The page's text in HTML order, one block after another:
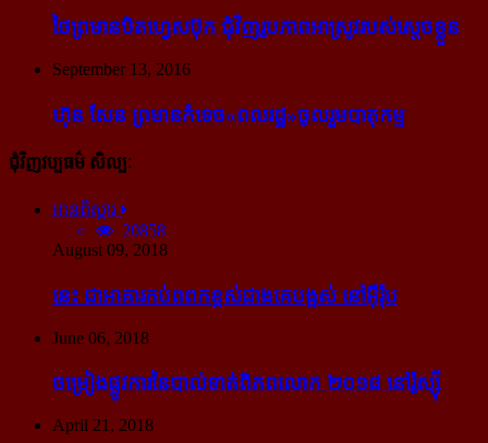
ថៃ​ព្រមាន​បិត​ហ្វេសប៊ុក ជុំ​វិញ​រូបភាព​អាស្រូវ​របស់​ស្ដេច​ខ្លួន
September 13, 2016
ហ៊ុន សែន ព្រមាន​កំទេច​«ពលរដ្ឋ»​ចូលរួម​បាតុកម្ម
ជុំវិញវប្បធម៌ សិល្បៈ
អានពិស្ដារ
20858
August 09, 2018
នេះ ជា​អាគារ​កប់​ពពក​ខ្ពស់​ជាង​គេ​បង្អស់ នៅ​អ៊ឺរ៉ុប
June 06, 2018
ចម្រៀង​ផ្លូវការ​នៃ​បាល់ទាត់​ពិភពលោក ២០១៨ នៅ​រ៉ូស្ស៊ី
April 21, 2018